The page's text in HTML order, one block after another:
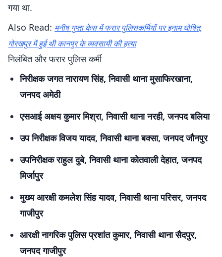
गया था.
Also Read: मनीष गुप्ता केस में फरार पुलिसकर्मियों पर इनाम घोषित,
गोरखपुर में हुई थी कानपुर के व्यवसायी की हत्या
निलंबित और फरार पुलिस कर्मी
निरीक्षक जगत नारायण सिंह, निवासी थाना मुसाफिरखाना,
जनपद अमेठी
एसआई अक्षय कुमार मिश्रा, निवासी थाना नरही, जनपद बलिया
उप निरीक्षक विजय यादव, निवासी थाना बक्सा, जनपद जौनपुर
उपनिरीक्षक राहुल दुबे, निवासी थाना कोतवाली देहात, जनपद
मिर्जापुर
मुख्य आरक्षी कमलेश सिंह यादव, निवासी थाना परिसर, जनपद
गाजीपुर
आरक्षी नागरिक पुलिस प्रशांत कुमार, निवासी थाना सैदपुर,
जनपद गाजीपुर